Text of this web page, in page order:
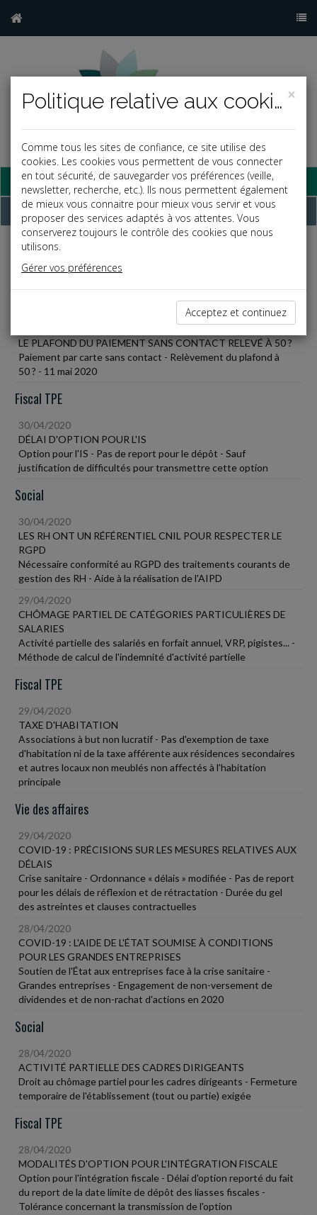
Base documentaire
Dépêches
Liste des dernières dépêches
LE PLAFOND DU PAIEMENT SANS CONTACT RELEVÉ À 50 ?
Paiement par carte sans contact - Relèvement du plafond à
50 ? - 11 mai 2020
Fiscal TPE
30/04/2020
DÉLAI D'OPTION POUR L'IS
Option pour l'IS - Pas de report pour le dépôt - Sauf
justification de difficultés pour transmettre cette option
Social
30/04/2020
LES RH ONT UN RÉFÉRENTIEL CNIL POUR RESPECTER LE
RGPD
Nécessaire conformité au RGPD des traitements courants de
gestion des RH - Aide à la réalisation de l'AIPD
29/04/2020
CHÔMAGE PARTIEL DE CATÉGORIES PARTICULIÈRES DE
SALARIES
Activité partielle des salariés en forfait annuel, VRP, pigistes... -
Méthode de calcul de l'indemnité d'activité partielle
Fiscal TPE
29/04/2020
TAXE D'HABITATION
Associations à but non lucratif - Pas d'exemption de taxe
d'habitation ni de la taxe afférente aux résidences secondaires
et autres locaux non meublés non affectés à l'habitation
principale
Vie des affaires
29/04/2020
COVID-19 : PRÉCISIONS SUR LES MESURES RELATIVES AUX
DÉLAIS
Crise sanitaire - Ordonnance « délais » modifiée - Pas de report
pour les délais de réflexion et de rétractation - Durée du gel
des astreintes et clauses contractuelles
28/04/2020
COVID-19 : L'AIDE DE L'ÉTAT SOUMISE À CONDITIONS
POUR LES GRANDES ENTREPRISES
Soutien de l'État aux entreprises face à la crise sanitaire -
Grandes entreprises - Engagement de non-versement de
dividendes et de non-rachat d'actions en 2020
Social
28/04/2020
ACTIVITÉ PARTIELLE DES CADRES DIRIGEANTS
Droit au chômage partiel pour les cadres dirigeants - Fermeture
temporaire de l'établissement (tout ou partie) exigée
Fiscal TPE
28/04/2020
MODALITÉS D'OPTION POUR L'INTÉGRATION FISCALE
Option pour l'intégration fiscale - Délai d'option reporté du fait
du report de la date limite de dépôt des liasses fiscales -
Tolérance concernant la transmission de l'option
×
Politique relative aux cookies
Comme tous les sites de confiance, ce site utilise des
cookies. Les cookies vous permettent de vous connecter
en tout sécurité, de sauvegarder vos préférences (veille,
newsletter, recherche, etc.). Ils nous permettent également
de mieux vous connaitre pour mieux vous servir et vous
proposer des services adaptés à vos attentes. Vous
conserverez toujours le contrôle des cookies que nous
utilisons.
Gérer vos préférences
Acceptez et continuez